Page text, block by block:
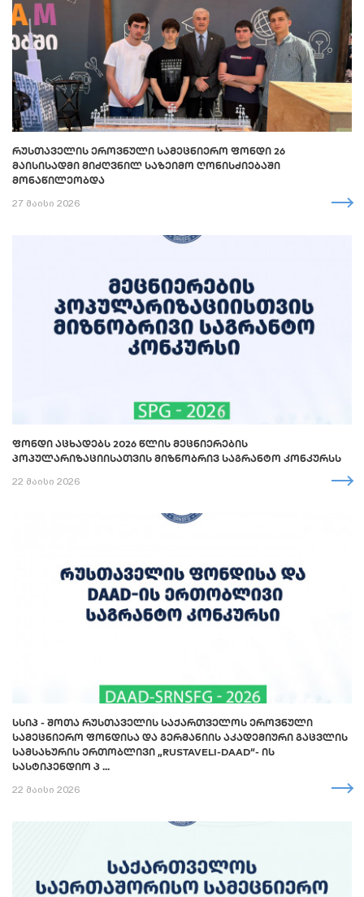
ᲠᲣᲡᲗᲐᲕᲔᲚᲘᲡ ᲔᲠᲝᲕᲜᲣᲚᲘ ᲡᲐᲛᲔᲪᲜᲘᲔᲠᲝ ᲤᲝᲜᲓᲘ 26
ᲛᲐᲘᲡᲘᲡᲐᲓᲛᲘ ᲛᲘᲫᲦᲕᲜᲘᲚ ᲡᲐᲖᲔᲘᲛᲝ ᲦᲝᲜᲘᲡᲫᲘᲔᲑᲐᲨᲘ
ᲛᲝᲜᲐᲬᲘᲚᲔᲝᲑᲓᲐ
27 მაისი 2026
ᲤᲝᲜᲓᲘ ᲐᲪᲮᲐᲓᲔᲑᲡ 2026 ᲬᲚᲘᲡ ᲛᲔᲪᲜᲘᲔᲠᲔᲑᲘᲡ
ᲞᲝᲞᲣᲚᲐᲠᲘᲖᲐᲪᲘᲘᲡᲐᲗᲕᲘᲡ ᲛᲘᲖᲜᲝᲑᲠᲘᲕ ᲡᲐᲒᲠᲐᲜᲢᲝ ᲙᲝᲜᲙᲣᲠᲡᲡ
22 მაისი 2026
ᲡᲡᲘᲞ - ᲨᲝᲗᲐ ᲠᲣᲡᲗᲐᲕᲔᲚᲘᲡ ᲡᲐᲥᲐᲠᲗᲕᲔᲚᲝᲡ ᲔᲠᲝᲕᲜᲣᲚᲘ
ᲡᲐᲛᲔᲪᲜᲘᲔᲠᲝ ᲤᲝᲜᲓᲘᲡᲐ ᲓᲐ ᲒᲔᲠᲛᲐᲜᲘᲘᲡ ᲐᲙᲐᲓᲔᲛᲘᲣᲠᲘ ᲒᲐᲪᲕᲚᲘᲡ
ᲡᲐᲛᲡᲐᲮᲣᲠᲘᲡ ᲔᲠᲗᲝᲑᲚᲘᲕᲘ „RUSTAVELI-DAAD“- ᲘᲡ
ᲡᲐᲡᲢᲘᲞᲔᲜᲓᲘᲝ Პ ...
22 მაისი 2026